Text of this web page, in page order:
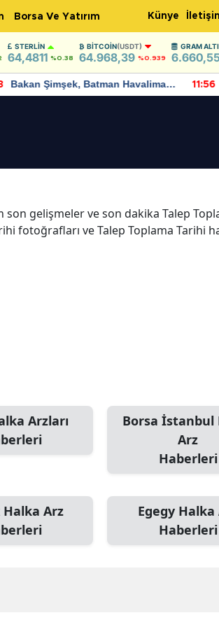
Borsa Ve Yatırım Künye
STERLIN
64,4811 %0.38
BITCOIN(USDT)
64.968,39 %0.939
GRAM
Bakan Şimşek, Batman Havalimanı
için umut verici açıklamalarda
11:56
son gelişmeler ve son dakika Talep
fotoğrafları ve Talep Toplama Tarihi
Arzları
Borsa İstanbul
Arz
Haberleri
Arz
Egegy Halka
Haberleri